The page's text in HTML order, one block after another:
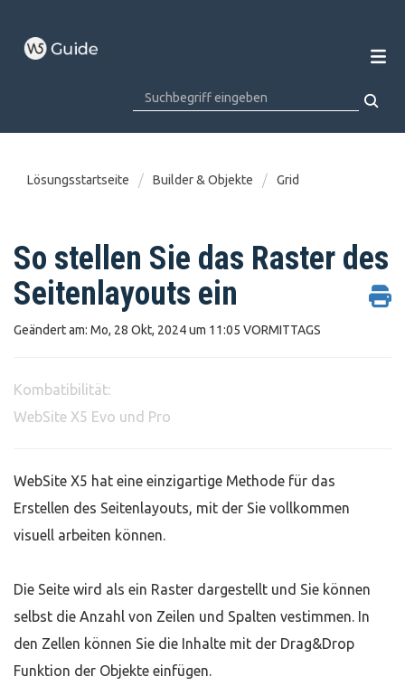
Lösungsstartseite Builder & Objekte Grid
So stellen Sie das Raster des
Seitenlayouts ein
Geändert am: Mo, 28 Okt, 2024 um 11:05 VORMITTAGS
Kombatibilität:
WebSite X5 Evo und Pro
WebSite X5 hat eine einzigartige Methode für das
Erstellen des Seitenlayouts, mit der Sie vollkommen
visuell arbeiten können.
Die Seite wird als ein Raster dargestellt und Sie können
selbst die Anzahl von Zeilen und Spalten vestimmen. In
den Zellen können Sie die Inhalte mit der Drag&Drop
Funktion der Objekte einfügen.